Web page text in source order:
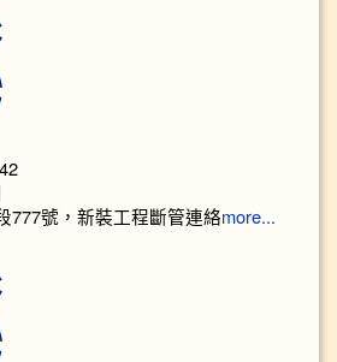
777號，新裝工程斷管連絡more...